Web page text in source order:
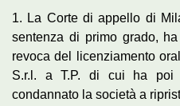
1. La Corte di appello di
sentenza di primo grado,
revoca del licenziamento
S.r.l. a T.P. di cui ha poi
condannato la società a